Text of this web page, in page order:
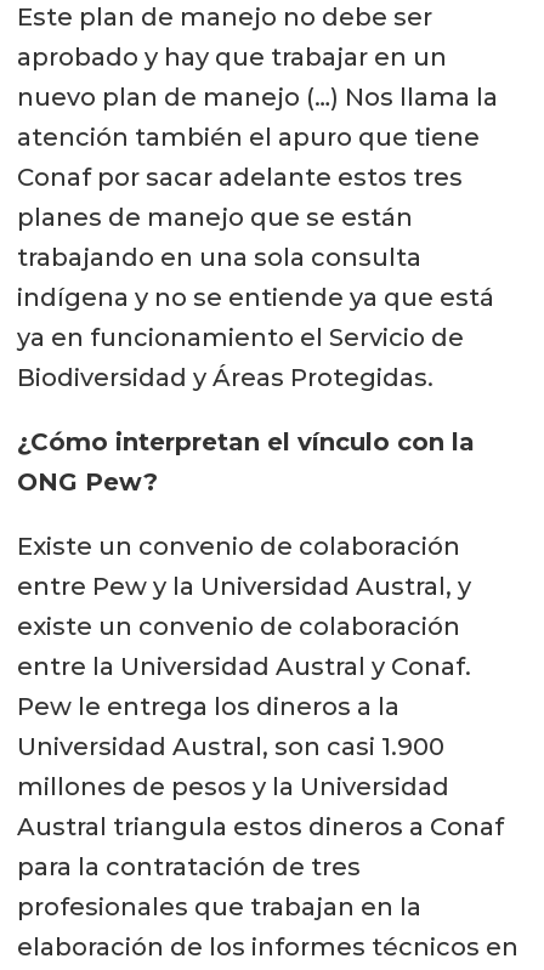
Este plan de manejo no debe ser
aprobado y hay que trabajar en un
nuevo plan de manejo (…) Nos llama la
atención también el apuro que tiene
Conaf por sacar adelante estos tres
planes de manejo que se están
trabajando en una sola consulta
indígena y no se entiende ya que está
ya en funcionamiento el Servicio de
Biodiversidad y Áreas Protegidas.
¿Cómo interpretan el vínculo con la
ONG Pew?
Existe un convenio de colaboración
entre Pew y la Universidad Austral, y
existe un convenio de colaboración
entre la Universidad Austral y Conaf.
Pew le entrega los dineros a la
Universidad Austral, son casi 1.900
millones de pesos y la Universidad
Austral triangula estos dineros a Conaf
para la contratación de tres
profesionales que trabajan en la
elaboración de los informes técnicos en